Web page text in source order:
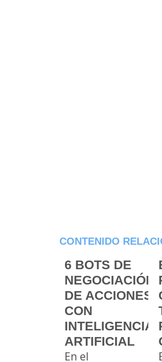
CONTENIDO
6 BOTS DE
NEGOCIACIÓN
DE ACCIONES
CON
INTELIGENCIA
ARTIFICIAL
En el